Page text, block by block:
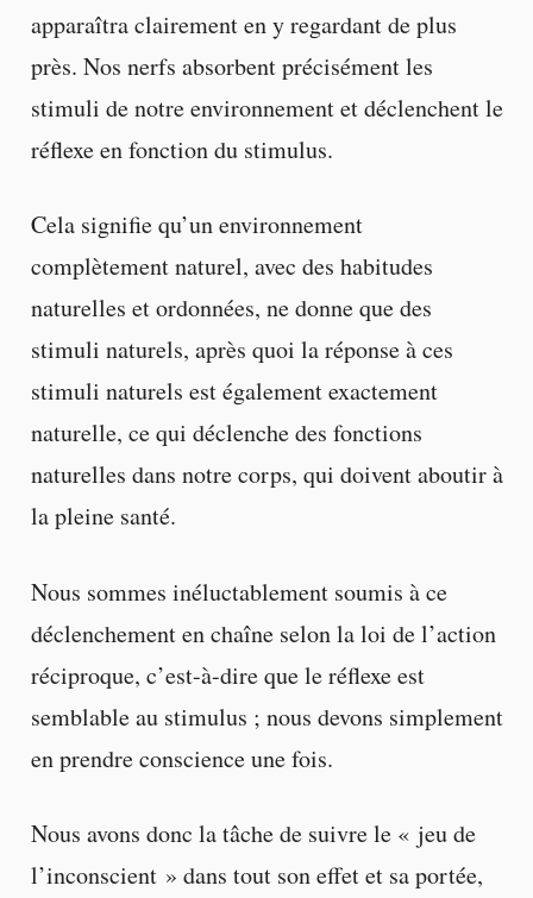
apparaîtra clairement en y regardant de plus
près. Nos nerfs absorbent précisément les
stimuli de notre environnement et déclenchent le
réflexe en fonction du stimulus.
Cela signifie qu’un environnement
complètement naturel, avec des habitudes
naturelles et ordonnées, ne donne que des
stimuli naturels, après quoi la réponse à ces
stimuli naturels est également exactement
naturelle, ce qui déclenche des fonctions
naturelles dans notre corps, qui doivent aboutir à
la pleine santé.
Nous sommes inéluctablement soumis à ce
déclenchement en chaîne selon la loi de l’action
réciproque, c’est-à-dire que le réflexe est
semblable au stimulus ; nous devons simplement
en prendre conscience une fois.
Nous avons donc la tâche de suivre le « jeu de
l’inconscient » dans tout son effet et sa portée,